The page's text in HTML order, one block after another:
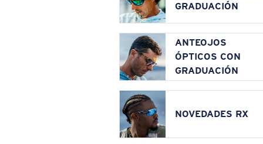
GRADUACIÓN
ANTEOJOS
ÓPTICOS CON
GRADUACIÓN
NOVEDADES RX